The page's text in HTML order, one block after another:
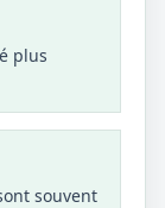
plus
souvent